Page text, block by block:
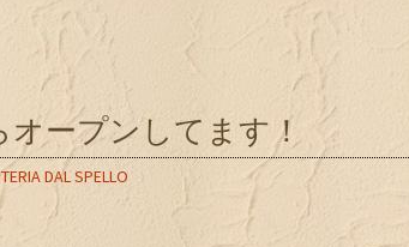
ープンしてます！
DAL SPELLO